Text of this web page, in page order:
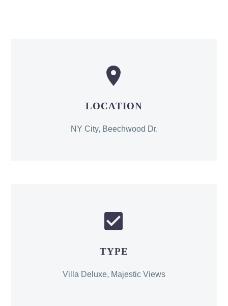


LOCATION
NY City, Beechwood Dr.


TYPE
Villa Deluxe, Majestic Views